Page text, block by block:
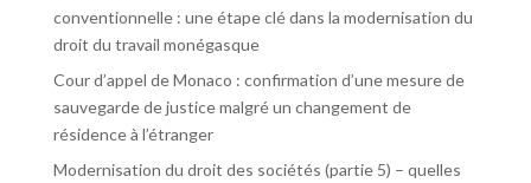
conventionnelle : une étape clé dans la modernisation du
droit du travail monégasque
Cour d’appel de Monaco : confirmation d’une mesure de
sauvegarde de justice malgré un changement de
résidence à l’étranger
Modernisation du droit des sociétés (partie 5) – quelles